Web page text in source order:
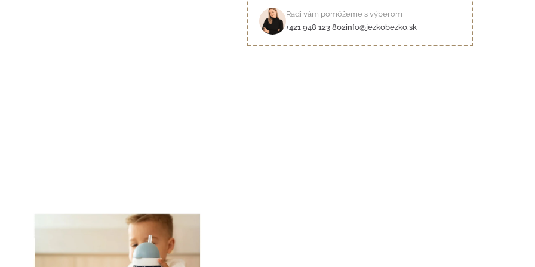
Radi vám pomôžeme s výberom
+421 948 123 802info@jezkobezko.sk